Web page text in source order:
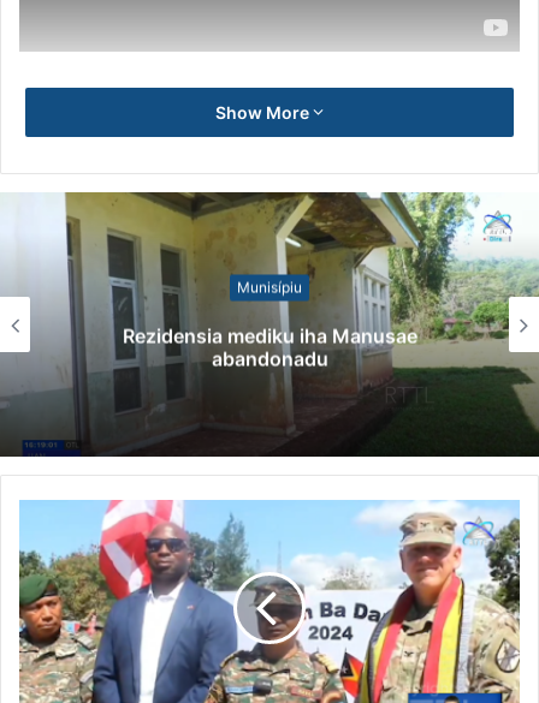
Show More
Munisípiu
Rezidensia mediku iha Manusae
abandonadu